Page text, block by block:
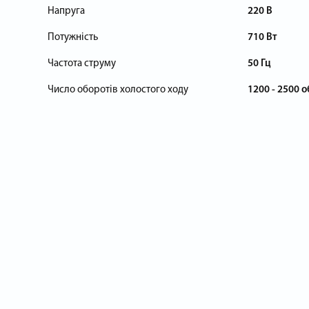
Напруга 220 В
Потужність 710 Вт
Частота струму 50 Гц
Число оборотів холостого ходу 1200 - 2500